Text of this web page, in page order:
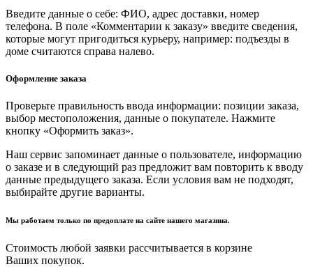
Введите данные о себе: ФИО, адрес доставки, номер
телефона. В поле «Комментарии к заказу» введите сведения,
которые могут пригодиться курьеру, например: подъезды в
доме считаются справа налево.
Оформление заказа
Проверьте правильность ввода информации: позиции заказа,
выбор местоположения, данные о покупателе. Нажмите
кнопку «Оформить заказ».
Наш сервис запоминает данные о пользователе, информацию
о заказе и в следующий раз предложит вам повторить к вводу
данные предыдущего заказа. Если условия вам не подходят,
выбирайте другие варианты.
Мы работаем только по предоплате на сайте нашего магазина.
Стоимость любой заявки рассчитывается в корзине
Ваших покупок.